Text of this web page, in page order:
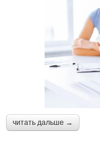
читать дальше →